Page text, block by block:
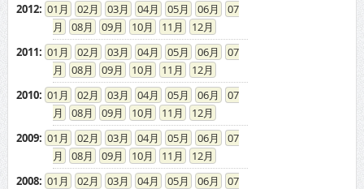
2012: 01 02 03 04 05 06
07
08
09 10 11
12
2011: 01 02 03 04 05 06
07
08
09 10 11
12
2010: 01 02 03 04 05 06
07
08
09 10 11
12
2009: 01 02 03 04 05 06
07
08
09 10 11
12
2008: 01 02 03 04 05 06
07